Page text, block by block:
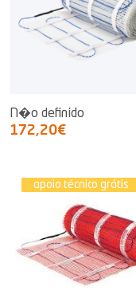
N�o definido
172,20€
apoio técnico grátis